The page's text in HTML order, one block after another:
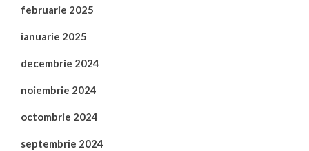
februarie 2025
ianuarie 2025
decembrie 2024
noiembrie 2024
octombrie 2024
septembrie 2024